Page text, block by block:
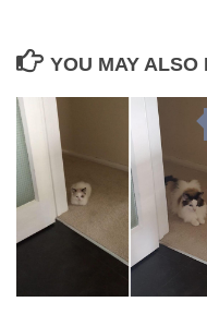
YOU MAY ALSO